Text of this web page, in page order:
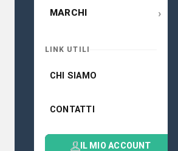
MARCHI ›
LINK UTILI
CHI SIAMO
CONTATTI
IL MIO ACCOUNT